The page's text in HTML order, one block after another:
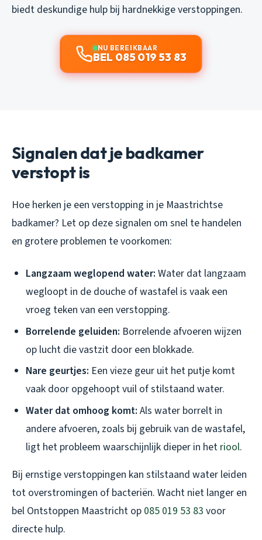
biedt deskundige hulp bij hardnekkige verstoppingen.
NU BEREIKBAAR
BEL 085 019 53 83
Signalen dat je badkamer
verstopt is
Hoe herken je een verstopping in je Maastrichtse
badkamer? Let op deze signalen om snel te handelen
en grotere problemen te voorkomen:
Langzaam weglopend water: Water dat langzaam
wegloopt in de douche of wastafel is vaak een
vroeg teken van een verstopping.
Borrelende geluiden: Borrelende afvoeren wijzen
op lucht die vastzit door een blokkade.
Nare geurtjes: Een vieze geur uit het putje komt
vaak door opgehoopt vuil of stilstaand water.
Water dat omhoog komt: Als water borrelt in
andere afvoeren, zoals bij gebruik van de wastafel,
ligt het probleem waarschijnlijk dieper in het riool.
Bij ernstige verstoppingen kan stilstaand water leiden
tot overstromingen of bacteriën. Wacht niet langer en
bel Ontstoppen Maastricht op 085 019 53 83 voor
directe hulp.